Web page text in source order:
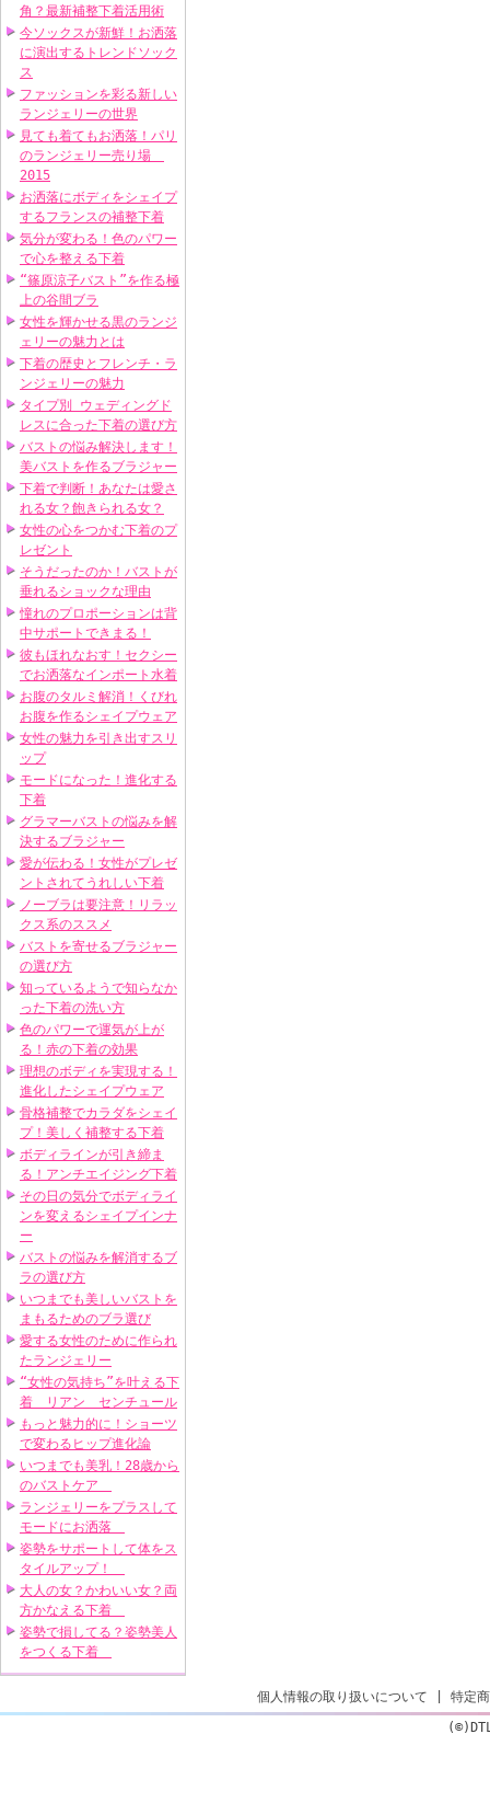
角？最新補整下着活用術
今ソックスが新鮮！お洒落
に演出するトレンドソック
ス
ファッションを彩る新しい
ランジェリーの世界
見ても着てもお洒落！パリ
のランジェリー売り場
2015
お洒落にボディをシェイプ
するフランスの補整下着
気分が変わる！色のパワー
で心を整える下着
“篠原涼子バスト”を作る極
上の谷間ブラ
女性を輝かせる黒のランジ
ェリーの魅力とは
下着の歴史とフレンチ・ラ
ンジェリーの魅力
タイプ別 ウェディングド
レスに合った下着の選び方
バストの悩み解決します！
美バストを作るブラジャー
下着で判断！あなたは愛さ
れる女？飽きられる女？
女性の心をつかむ下着のプ
レゼント
そうだったのか！バストが
垂れるショックな理由
憧れのプロポーションは背
中サポートできまる！
彼もほれなおす！セクシー
でお洒落なインポート水着
お腹のタルミ解消！くびれ
お腹を作るシェイプウェア
女性の魅力を引き出すスリ
ップ
モードになった！進化する
下着
グラマーバストの悩みを解
決するブラジャー
愛が伝わる！女性がプレゼ
ントされてうれしい下着
ノーブラは要注意！リラッ
クス系のススメ
バストを寄せるブラジャー
の選び方
知っているようで知らなか
った下着の洗い方
色のパワーで運気が上が
る！赤の下着の効果
理想のボディを実現する！
進化したシェイプウェア
骨格補整でカラダをシェイ
プ！美しく補整する下着
ボディラインが引き締ま
る！アンチエイジング下着
その日の気分でボディライ
ンを変えるシェイプインナ
ー
バストの悩みを解消するブ
ラの選び方
いつまでも美しいバストを
まもるためのブラ選び
愛する女性のために作られ
たランジェリー
“女性の気持ち”を叶える下
着 リアン センチュール
もっと魅力的に！ショーツ
で変わるヒップ進化論
いつまでも美乳！28歳から
のバストケア
ランジェリーをプラスして
モードにお洒落
姿勢をサポートして体をス
タイルアップ！
大人の女？かわいい女？両
方かなえる下着
姿勢で損してる？姿勢美人
をつくる下着
個人情報の取り扱いについて
特定